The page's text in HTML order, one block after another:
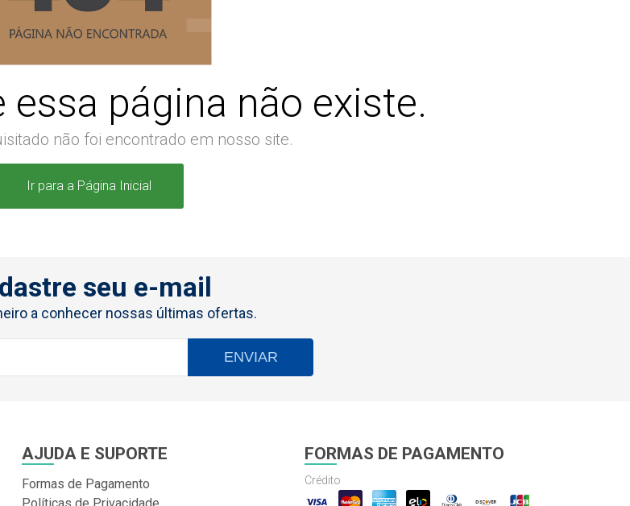
essa página não existe.
não foi encontrado em nosso site.
Ir para a Página Inicial
seu e-mail
a conhecer nossas últimas ofertas.
ENVIAR
AJUDA E SUPORTE
Formas de Pagamento
FORMAS DE PAGAMENTO
Crédito